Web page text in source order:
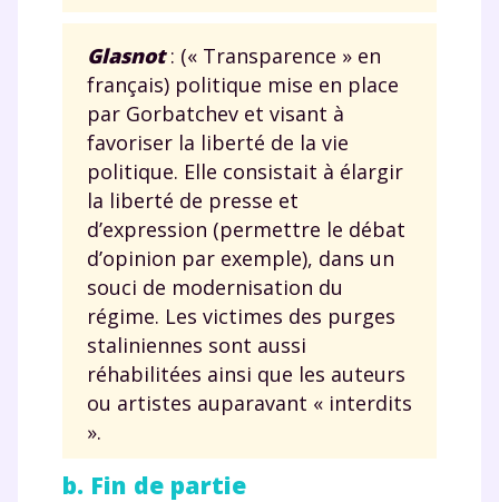
Glasnot: (« Transparence » en
français) politique mise en place
par Gorbatchev et visant à
favoriser la liberté de la vie
politique. Elle consistait à élargir
la liberté de presse et
d’expression (permettre le débat
d’opinion par exemple), dans un
souci de modernisation du
régime. Les victimes des purges
staliniennes sont aussi
réhabilitées ainsi que les auteurs
ou artistes auparavant « interdits
».
b. Fin de partie